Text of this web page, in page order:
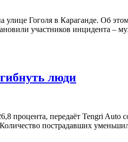
Гоголя в Караганде. Об
участников инцидента –
люди
процента, передаёт Tengri
пострадавших